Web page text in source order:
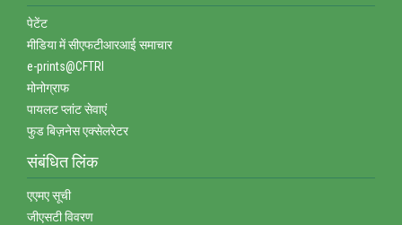
पेटेंट
मीडिया में सीएफटीआरआई समाचार
e-prints@CFTRI
मोनोग्राफ
पायलट प्‍लांट सेवाएं
फुड बिज़नेस एक्‍सेलरेटर
संबंधित लिंक
एएमए सूची
जीएसटी विवरण